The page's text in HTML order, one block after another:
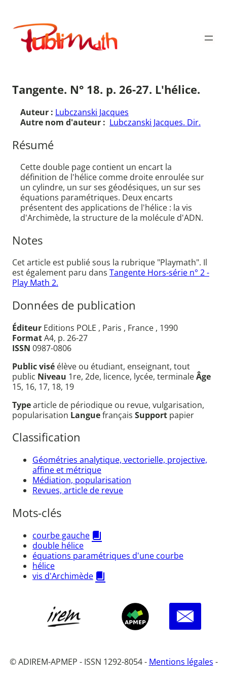
contenu
Publimath
Tangente. N° 18. p. 26-27. L'hélice.
Auteur : Lubczanski Jacques
Autre nom d'auteur : Lubczanski Jacques. Dir.
Résumé
Cette double page contient un encart la
définition de l'hélice comme droite enroulée sur
un cylindre, un sur ses géodésiques, un sur ses
équations paramétriques. Deux encarts
présentent des applications de l'hélice : la vis
d'Archimède, la structure de la molécule d'ADN.
Notes
Cet article est publié sous la rubrique "Playmath". Il
est également paru dans Tangente Hors-série n° 2 -
Play Math 2.
Données de publication
Éditeur Editions POLE , Paris , France , 1990
FormatA4, p. 26-27
ISSN 0987-0806
Public visé élève ou étudiant, enseignant, tout
public Niveau 1re, 2de, licence, lycée, terminaleÂge
15, 16, 17, 18, 19
Typearticle de périodique ou revue, vulgarisation,
popularisation Languefrançais Support papier
Classification
Géométries analytique, vectorielle, projective,
affine et métrique
Médiation, popularisation
Revues, article de revue
Mots-clés
courbe gauche
double hélice
équations paramétriques d'une courbe
hélice
vis d'Archimède
© ADIREM-APMEP - ISSN 1292-8054 - Mentions légales -